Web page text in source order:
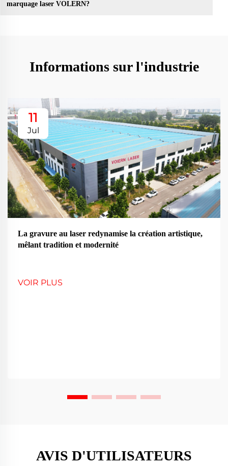
marquage laser VOLERN?
Informations sur l'industrie
11
Jul
La gravure au laser redynamise la création artistique,
mêlant tradition et modernité
VOIR PLUS
AVIS D'UTILISATEURS